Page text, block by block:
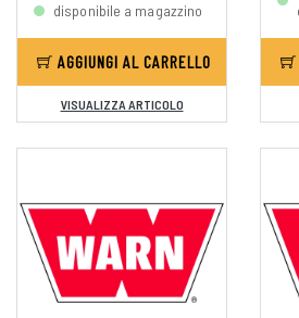
disponibile a magazzino
AGGIUNGI AL CARRELLO
VISUALIZZA ARTICOLO